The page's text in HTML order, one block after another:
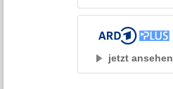
jetzt ansehen